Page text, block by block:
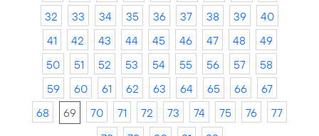
32
33 34 35 36 37 38 39
40
41
42 43 44 45 46 47 48
49
50
51 52 53 54 55 56 57
58
59
60 61 62 63 64 65 66
67
68
69 70 71 72 73 74 75 76
77